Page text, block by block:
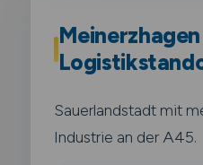
Sauerlandstadt mit
Industrie an der A45.